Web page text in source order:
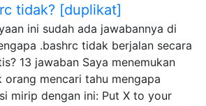
tidak? [duplikat]
ini sudah ada jawabannya di
.bashrc tidak berjalan secara
13 jawaban Saya menemukan
orang mencari tahu mengapa
mirip dengan ini: Put X to your